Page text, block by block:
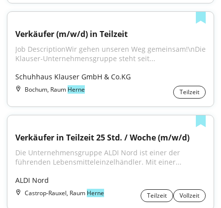
Verkäufer (m/w/d) in Teilzeit
Job DescriptionWir gehen unseren Weg gemeinsam!\nDie
Klauser-Unternehmensgruppe steht seit...
Schuhhaus Klauser GmbH & Co.KG
Bochum, Raum Herne Teilzeit
Verkäufer in Teilzeit 25 Std. / Woche (m/w/d)
Die Unternehmensgruppe ALDI Nord ist einer der
führenden Lebensmitteleinzelhändler. Mit einer...
ALDI Nord
Castrop-Rauxel, Raum Herne Teilzeit Vollzeit